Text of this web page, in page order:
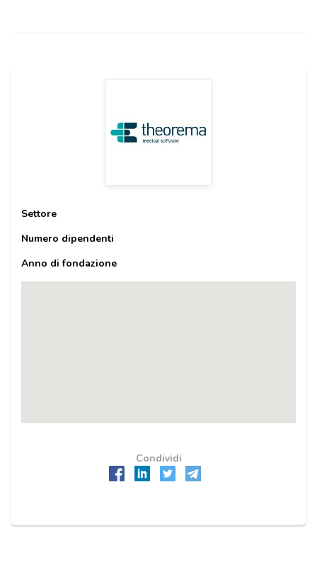
Settore
Numero dipendenti
Anno di fondazione
Condividi